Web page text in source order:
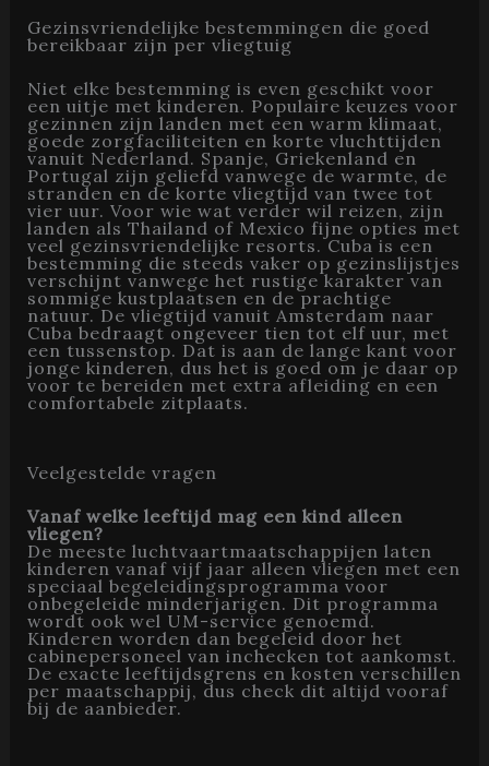
Gezinsvriendelijke bestemmingen die goed
bereikbaar zijn per vliegtuig
Niet elke bestemming is even geschikt voor
een uitje met kinderen. Populaire keuzes voor
gezinnen zijn landen met een warm klimaat,
goede zorgfaciliteiten en korte vluchttijden
vanuit Nederland. Spanje, Griekenland en
Portugal zijn geliefd vanwege de warmte, de
stranden en de korte vliegtijd van twee tot
vier uur. Voor wie wat verder wil reizen, zijn
landen als Thailand of Mexico fijne opties met
veel gezinsvriendelijke resorts. Cuba is een
bestemming die steeds vaker op gezinslijstjes
verschijnt vanwege het rustige karakter van
sommige kustplaatsen en de prachtige
natuur. De vliegtijd vanuit Amsterdam naar
Cuba bedraagt ongeveer tien tot elf uur, met
een tussenstop. Dat is aan de lange kant voor
jonge kinderen, dus het is goed om je daar op
voor te bereiden met extra afleiding en een
comfortabele zitplaats.
Veelgestelde vragen
Vanaf welke leeftijd mag een kind alleen
vliegen?
De meeste luchtvaartmaatschappijen laten
kinderen vanaf vijf jaar alleen vliegen met een
speciaal begeleidingsprogramma voor
onbegeleide minderjarigen. Dit programma
wordt ook wel UM-service genoemd.
Kinderen worden dan begeleid door het
cabinepersoneel van inchecken tot aankomst.
De exacte leeftijdsgrens en kosten verschillen
per maatschappij, dus check dit altijd vooraf
bij de aanbieder.